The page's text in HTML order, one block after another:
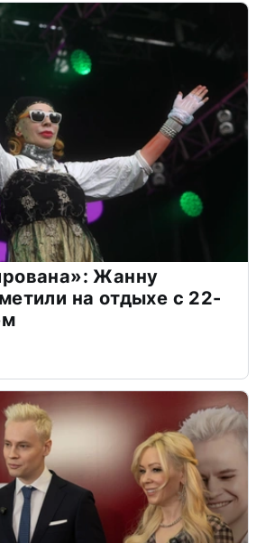
Жанну
на отдыхе с 22-